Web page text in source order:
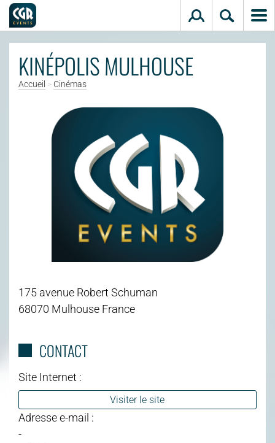
Aller au contenu principal
KINÉPOLIS MULHOUSE
Accueil > Cinémas
175 avenue Robert Schuman
68070 Mulhouse France
CONTACT
Site Internet :
Visiter le site
Adresse e-mail :
-